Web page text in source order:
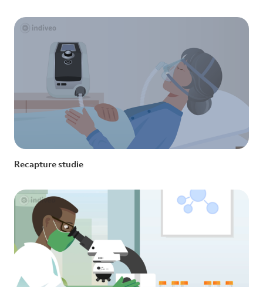
Recapture studie